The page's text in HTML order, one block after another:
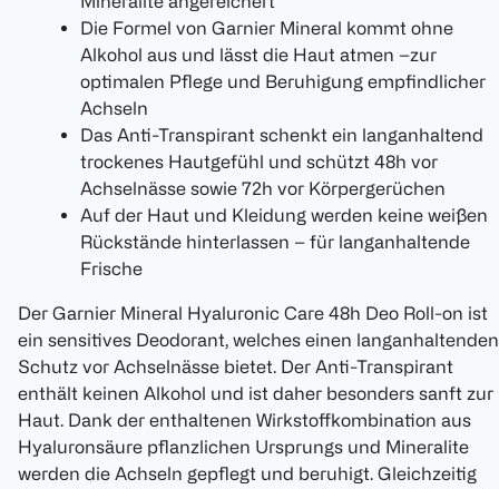
Die Formel von Garnier Mineral kommt ohne
Alkohol aus und lässt die Haut atmen –zur
optimalen Pflege und Beruhigung empfindlicher
Achseln
Das Anti-Transpirant schenkt ein langanhaltend
trockenes Hautgefühl und schützt 48h vor
Achselnässe sowie 72h vor Körpergerüchen
Auf der Haut und Kleidung werden keine weißen
Rückstände hinterlassen – für langanhaltende
Frische
Der Garnier Mineral Hyaluronic Care 48h Deo Roll-on ist
ein sensitives Deodorant, welches einen langanhaltenden
Schutz vor Achselnässe bietet. Der Anti-Transpirant
enthält keinen Alkohol und ist daher besonders sanft zur
Haut. Dank der enthaltenen Wirkstoffkombination aus
Hyaluronsäure pflanzlichen Ursprungs und Mineralite
werden die Achseln gepflegt und beruhigt. Gleichzeitig